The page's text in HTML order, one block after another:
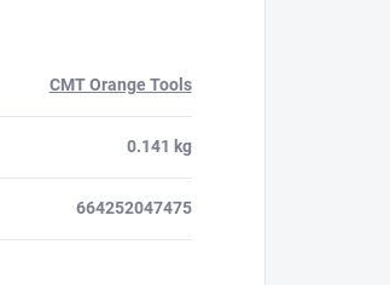
CMT Orange Tools
0.141 kg
664252047475